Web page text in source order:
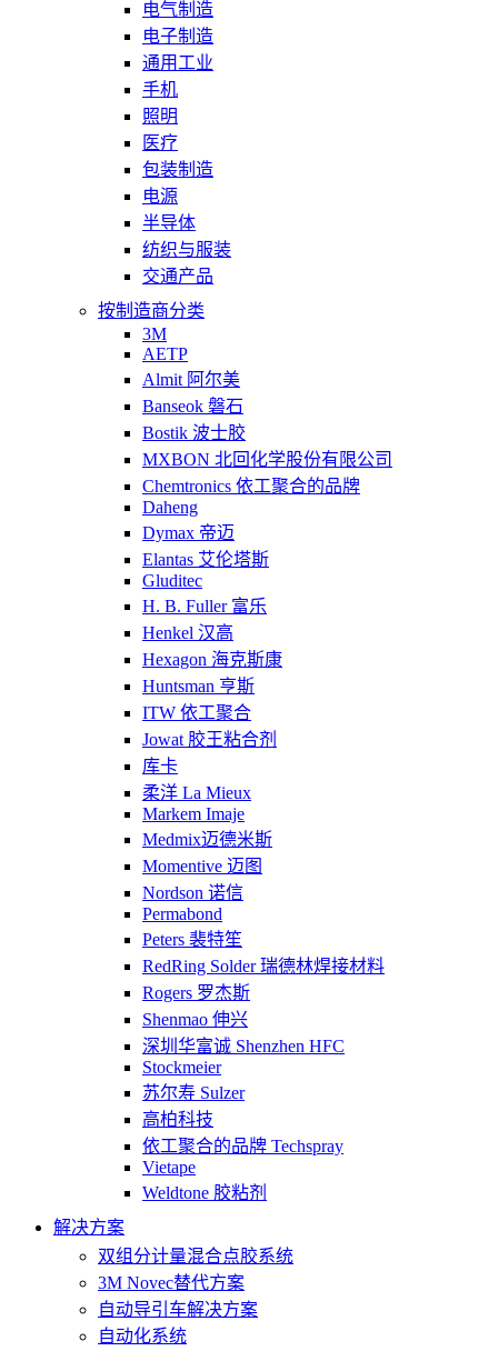
电气制造
电子制造
通用工业
手机
照明
医疗
包装制造
电源
半导体
纺织与服装
交通产品
按制造商分类
3M
AETP
Almit 阿尔美
Banseok 磐石
Bostik 波士胶
MXBON 北回化学股份有限公司
Chemtronics 依工聚合的品牌
Daheng
Dymax 帝迈
Elantas 艾伦塔斯
Gluditec
H. B. Fuller 富乐
Henkel 汉高
Hexagon 海克斯康
Huntsman 亨斯
ITW 依工聚合
Jowat 胶王粘合剂
库卡
柔洋 La Mieux
Markem Imaje
Medmix迈德米斯
Momentive 迈图
Nordson 诺信
Permabond
Peters 裴特笙
RedRing Solder 瑞德林焊接材料
Rogers 罗杰斯
Shenmao 伸兴
深圳华富诚 Shenzhen HFC
Stockmeier
苏尔寿 Sulzer
高柏科技
依工聚合的品牌 Techspray
Vietape
Weldtone 胶粘剂
解决方案
双组分计量混合点胶系统
3M Novec替代方案
自动导引车解决方案
自动化系统